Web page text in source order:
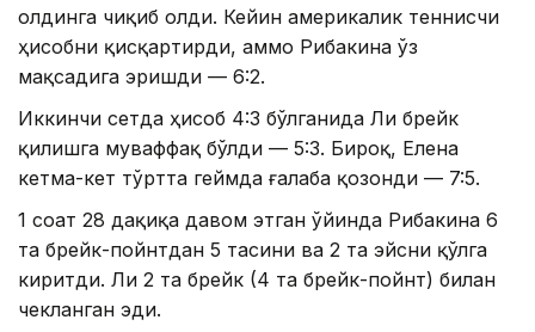
олдинга чиқиб олди. Кейин америкалик теннисчи
ҳисобни қисқартирди, аммо Рибакина ўз
мақсадига эришди — 6:2.
Иккинчи сетда ҳисоб 4:3 бўлганида Ли брейк
қилишга муваффақ бўлди — 5:3. Бироқ, Елена
кетма-кет тўртта геймда ғалаба қозонди — 7:5.
1 соат 28 дақиқа давом этган ўйинда Рибакина 6
та брейк-пойнтдан 5 тасини ва 2 та эйсни қўлга
киритди. Ли 2 та брейк (4 та брейк-пойнт) билан
чекланган эди.